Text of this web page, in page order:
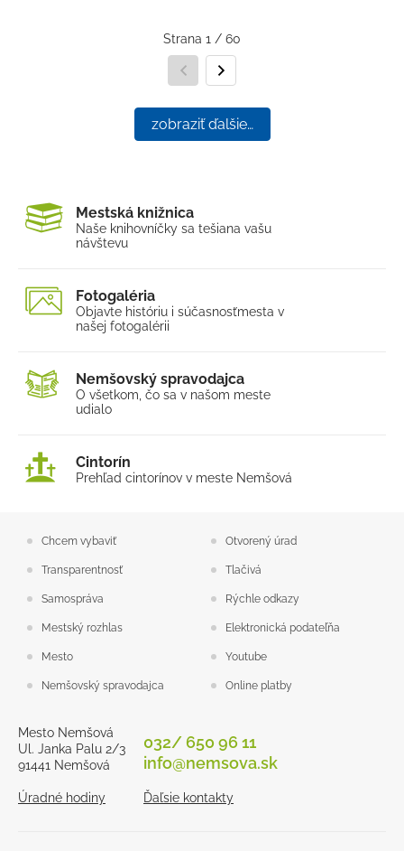
Strana 1 / 60
zobraziť ďalšie…
Mestská knižnica
Naše knihovníčky sa tešiana vašu
návštevu
Fotogaléria
Objavte históriu i súčasnosťmesta v
našej fotogalérii
Nemšovský spravodajca
O všetkom, čo sa v našom meste
udialo
Cintorín
Prehľad cintorínov v meste Nemšová
Chcem vybaviť Otvorený úrad
Transparentnosť Tlačivá
Samospráva Rýchle odkazy
Mestský rozhlas Elektronická podateľňa
Mesto Youtube
Nemšovský spravodajca Online platby
Mesto Nemšová
Ul. Janka Palu 2/3
91441 Nemšová
Úradné hodiny
032/ 650 96 11
info@nemsova.sk
Ďaľsie kontakty